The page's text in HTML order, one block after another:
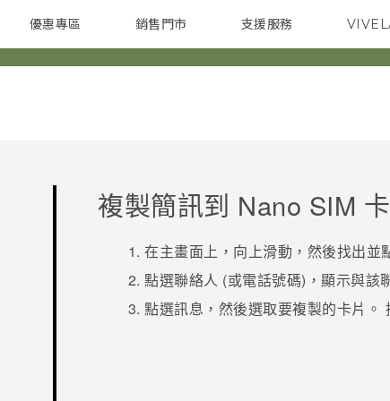
智慧型手機 配件
優惠專區
焦點訊息 校園專案 企業採購
銷售門市
銷售通路 支援服務
複製簡訊到 Nano SIM 卡
在主畫面上，向上滑動，然後找出並
點選聯絡人 (或電話號碼)，顯示與該
點選訊息，然後選取要複製的卡片。